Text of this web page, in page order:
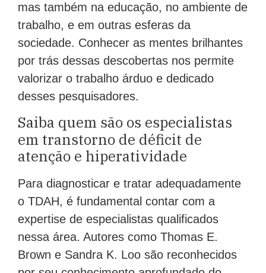
mas também na educação, no ambiente de
trabalho, e em outras esferas da
sociedade. Conhecer as mentes brilhantes
por trás dessas descobertas nos permite
valorizar o trabalho árduo e dedicado
desses pesquisadores.
Saiba quem são os especialistas
em transtorno de déficit de
atenção e hiperatividade
Para diagnosticar e tratar adequadamente
o TDAH, é fundamental contar com a
expertise de especialistas qualificados
nessa área. Autores como Thomas E.
Brown e Sandra K. Loo são reconhecidos